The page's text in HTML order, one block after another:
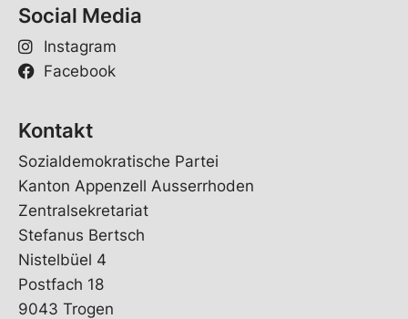
Social Media
Instagram
Facebook
Kontakt
Sozialdemokratische Partei
Kanton Appenzell Ausserrhoden
Zentralsekretariat
Stefanus Bertsch
Nistelbüel 4
Postfach 18
9043 Trogen